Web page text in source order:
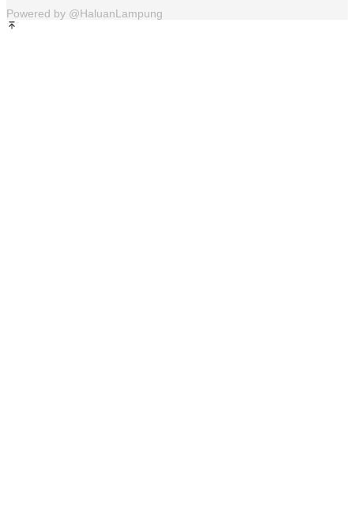
Powered by @HaluanLampung